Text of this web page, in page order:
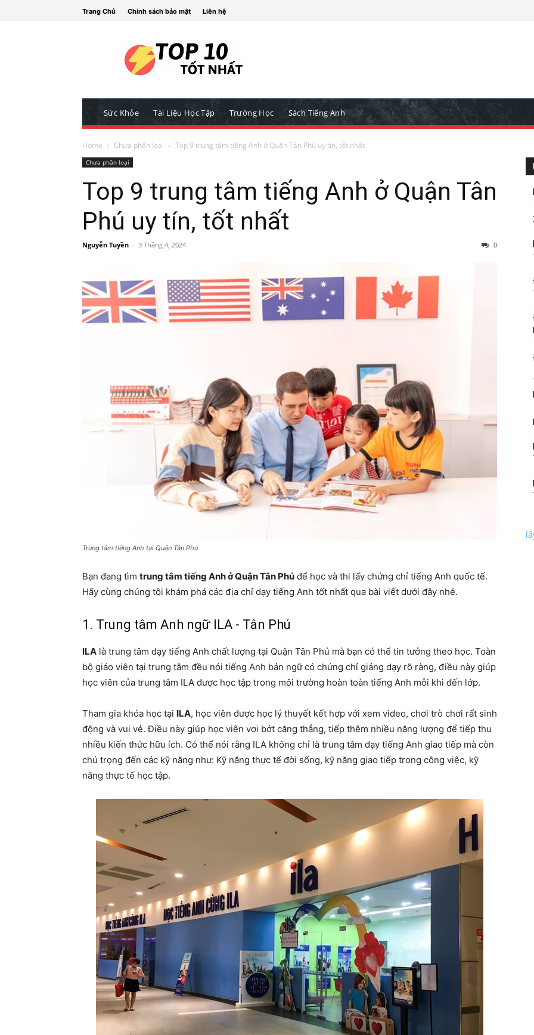
Trang Chủ Chính sách bảo mật Liên hệ
Sức Khỏe Tài Liệu Học Tập Trường Học Sách Tiếng Anh
Home Chưa phân loại Top 9 trung tâm tiếng Anh ở Quận Tân Phú uy tín, tốt nhất
Chưa phân loại
Top 9 trung tâm tiếng Anh ở Quận Tân
Phú uy tín, tốt nhất
Nguyễn Tuyền - 3 Tháng 4, 2024 0
Trung tâm tiếng Anh tại Quận Tân Phú
Bạn đang tìm trung tâm tiếng Anh ở Quận Tân Phú để học và thi lấy chứng chỉ tiếng Anh quốc tế.
Hãy cùng chúng tôi khám phá các địa chỉ dạy tiếng Anh tốt nhất qua bài viết dưới đây nhé.
1. Trung tâm Anh ngữ ILA - Tân Phú
ILA là trung tâm dạy tiếng Anh chất lượng tại Quận Tân Phú mà bạn có thể tin tưởng theo học. Toàn
bộ giáo viên tại trung tâm đều nói tiếng Anh bản ngữ có chứng chỉ giảng dạy rõ ràng, điều này giúp
học viên của trung tâm ILA được học tập trong môi trường hoàn toàn tiếng Anh mỗi khi đến lớp.
Tham gia khóa học tại ILA, học viên được học lý thuyết kết hợp với xem video, chơi trò chơi rất sinh
động và vui vẻ. Điều này giúp học viên vơi bớt căng thẳng, tiếp thêm nhiều năng lượng để tiếp thu
nhiều kiến thức hữu ích. Có thể nói rằng ILA không chỉ là trung tâm dạy tiếng Anh giao tiếp mà còn
chú trọng đến các kỹ năng như: Kỹ năng thực tế đời sống, kỹ năng giao tiếp trong công việc, kỹ
năng thực tế học tập.